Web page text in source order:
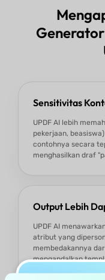
Sensitivitas
UPDF AI lebih
pekerjaan,
contohnya secara
menghasilkan draf
Output Lebih
UPDF AI
atribut yang
membedakannya
mengandalkan